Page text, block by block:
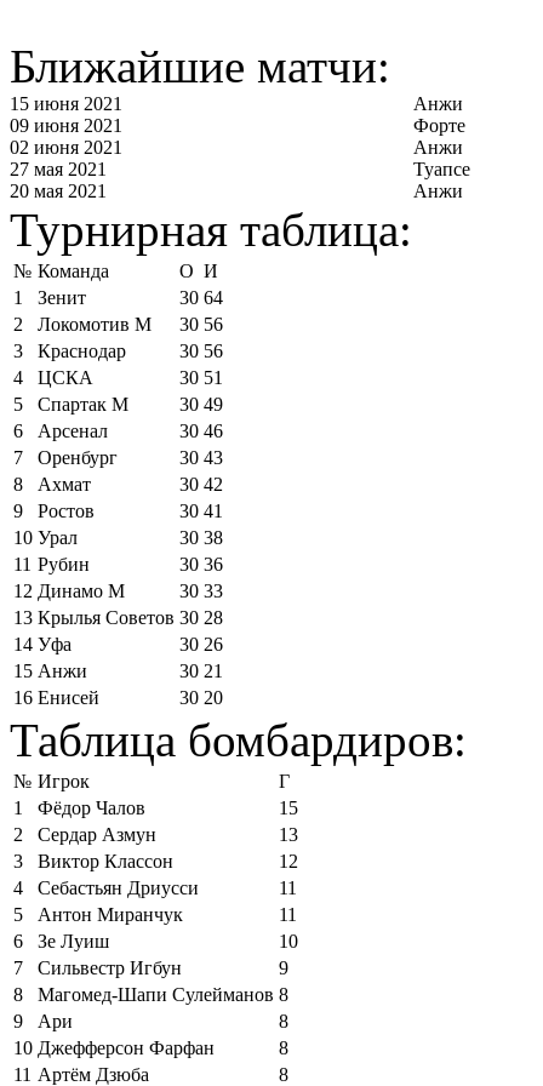
Ближайшие матчи:
15 июня 2021
Анжи
09 июня 2021
Форте
02 июня 2021
Анжи
27 мая 2021
Туапсе
20 мая 2021
Анжи
Турнирная таблица:
№ Команда О И
1
Зенит 30 64
2
Локомотив М 30 56
3
Краснодар 30 56
4
ЦСКА 30 51
5
Спартак М 30 49
6
Арсенал 30 46
7
Оренбург 30 43
8
Ахмат 30 42
9
Ростов 30 41
10 Урал 30 38
11 Рубин 30 36
12 Динамо М 30 33
13 Крылья Советов 30 28
14 Уфа 30 26
15 Анжи 30 21
16 Енисей 30 20
Таблица бомбардиров:
№ Игрок
Г
1
Фёдор Чалов
15
2
Сердар Азмун
13
3
Виктор Классон
12
4
Себастьян Дриусси
11
5
Антон Миранчук
11
6
Зе Луиш
10
7
Сильвестр Игбун
9
8
Магомед-Шапи Сулейманов 8
9
Ари
8
10 Джефферсон Фарфан
8
11 Артём Дзюба 8